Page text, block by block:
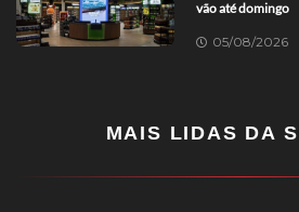
vão até domingo
05/08/2026
MAIS LIDAS DA